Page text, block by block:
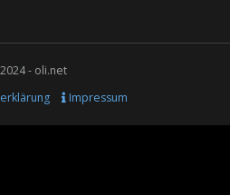
- oli.net
Impressum